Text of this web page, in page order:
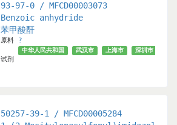
93-97-0 / MFCD00003073
Benzoic anhydride
苯甲酸酐
原料 ?
试剂
中华人民共和国 武汉市 上海市 深圳市
50257-39-1 / MFCD00005284